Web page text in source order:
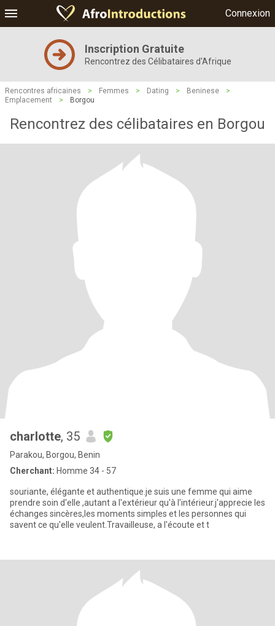
Connexion
Inscription Gratuite
Rencontrez des Célibataires d'Afrique
Rencontres africaines > Femmes > Dating > Beninese
>
Emplacement
> Borgou
Rencontrez des célibataires en Borgou
charlotte, 35
Parakou, Borgou, Benin
Cherchant: Homme 34 - 57
souriante, élégante et authentique.je suis une femme qui aime
prendre soin d'elle ,autant a l'extérieur qu'à l'intérieur.j'apprecie les
échanges sincères,les moments simples et les personnes qui
savent ce qu'elle veulent.Travailleuse, a l'écoute et t